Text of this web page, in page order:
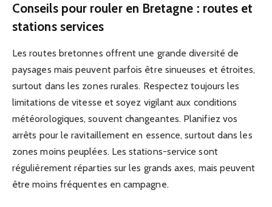
Conseils pour rouler en Bretagne : routes et
stations services
Les routes bretonnes offrent une grande diversité de
paysages mais peuvent parfois être sinueuses et étroites,
surtout dans les zones rurales. Respectez toujours les
limitations de vitesse et soyez vigilant aux conditions
météorologiques, souvent changeantes. Planifiez vos
arrêts pour le ravitaillement en essence, surtout dans les
zones moins peuplées. Les stations-service sont
régulièrement réparties sur les grands axes, mais peuvent
être moins fréquentes en campagne.